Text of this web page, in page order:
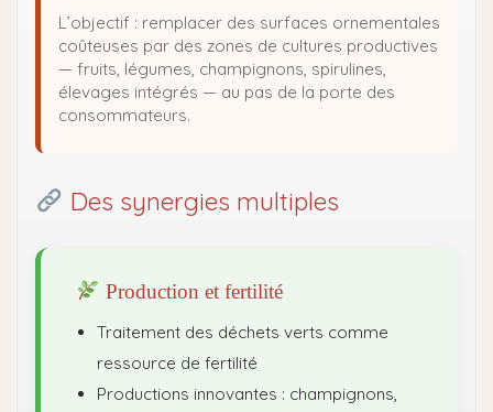
L’objectif : remplacer des surfaces ornementales
coûteuses par des zones de cultures productives
— fruits, légumes, champignons, spirulines,
élevages intégrés — au pas de la porte des
consommateurs.
Des synergies multiples
Production et fertilité
Traitement des déchets verts comme
ressource de fertilité
Productions innovantes : champignons,